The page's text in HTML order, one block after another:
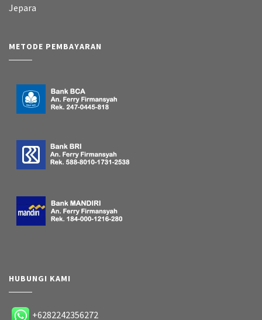
Jepara
METODE PEMBAYARAN
HUBUNGI KAMI
+6282242356272